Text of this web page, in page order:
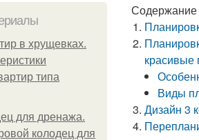
в хрущевках.
типа
для дренажа.
колодец для
Содержание
красивые
Виды
Дизайн 3